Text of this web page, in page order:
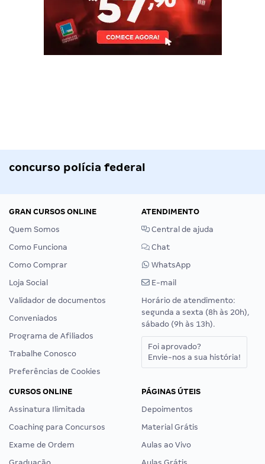
concurso polícia federal
GRAN CURSOS ONLINE
Quem Somos
Como Funciona
Como Comprar
Loja Social
Validador de documentos
Conveniados
Programa de Afiliados
Trabalhe Conosco
Preferências de Cookies
ATENDIMENTO
Central de ajuda
Chat
WhatsApp
E-mail
Horário de atendimento:
segunda a sexta (8h às 20h),
sábado (9h às 13h).
Foi aprovado?
Envie-nos a sua história!
CURSOS ONLINE
Assinatura Ilimitada
Coaching para Concursos
Exame de Ordem
PÁGINAS ÚTEIS
Depoimentos
Material Grátis
Aulas ao Vivo